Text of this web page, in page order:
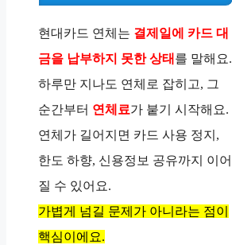
현대카드 연체는 결제일에 카드 대
금을 납부하지 못한 상태 를 말해요.
하루만 지나도 연체로 잡히고, 그
순간부터 연체료가 붙기 시작해요.
연체가 길어지면 카드 사용 정지,
한도 하향, 신용정보 공유까지 이어
질 수 있어요.
가볍게 넘길 문제가 아니라는 점이
핵심이에요.